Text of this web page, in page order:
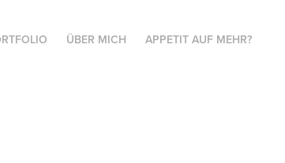
ÜBER MICH APPETIT AUF MEHR?